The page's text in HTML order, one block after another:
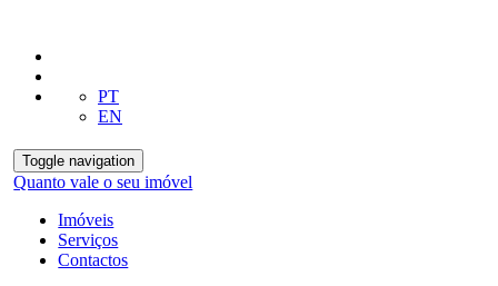
PT
EN
Toggle navigation
Quanto vale o seu imóvel
Imóveis
Serviços
Contactos